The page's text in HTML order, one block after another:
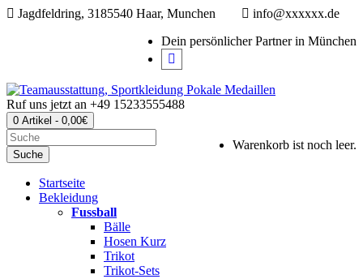
Jagdfeldring, 3185540 Haar, Munchen
info@xxxxxx.de
Dein persönlicher Partner in München
Ruf uns jetzt an +49 15233555488
0 Artikel - 0,00€
Warenkorb ist noch leer.
Suche
Startseite
Bekleidung
Fussball
Bälle
Hosen Kurz
Trikot
Trikot-Sets